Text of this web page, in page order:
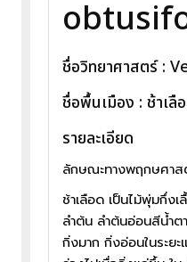
ชื่อวิทยาศาสตร์ :
ชื่อพื้นเมือง : ช้าเลื
รายละเอียด
ลักษณะทางพฤกษศาส
ช้าเลือด เป็นไม้พุ่มกึ่ง
ลำต้น ลำต้นอ่อนสีน้ำ
กิ่งมาก กิ่งอ่อนในระย